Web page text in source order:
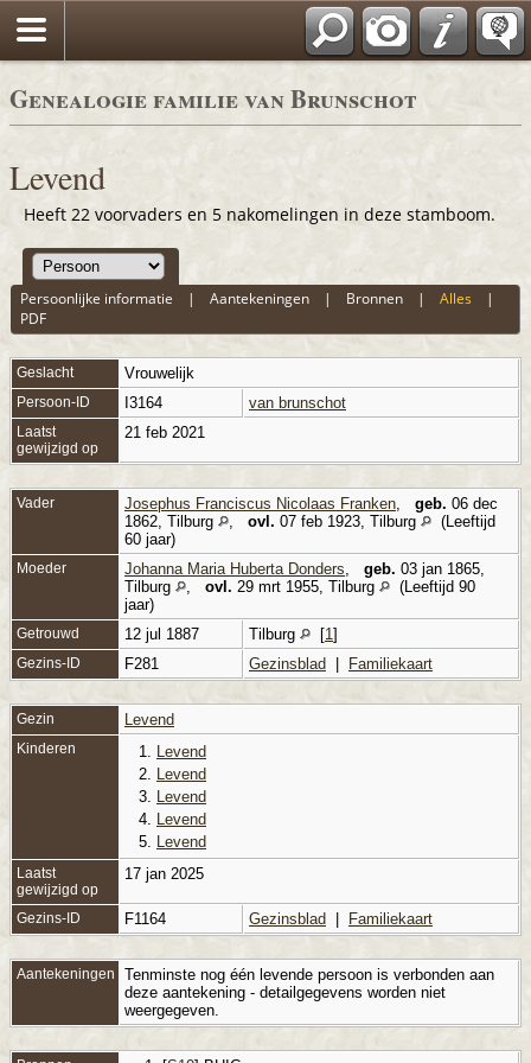
Genealogie familie van Brunschot
Levend
Heeft 22 voorvaders en 5 nakomelingen in deze stamboom.
Persoonlijke informatie |Aantekeningen | Bronnen |Alles |
PDF
Geslacht Vrouwelijk
Persoon-ID I3164 van brunschot
Laatst
gewijzigd op
21 feb 2021
Vader Josephus Franciscus Nicolaas Franken geb. 06 dec
1862, Tilburg
ovl. 07 feb 1923, Tilburg
(Leeftijd
60 jaar)
Moeder Johanna Maria Huberta Donders geb. 03 jan 1865,
Tilburg
ovl. 29 mrt 1955, Tilburg
(Leeftijd 90
jaar)
Getrouwd 12 jul 1887 Tilburg [1 ]
Gezins-ID F281 Gezinsblad Familiekaart
Gezin Levend
Kinderen 1.
Levend
2.
Levend
3.
Levend
4.
Levend
5.
Levend
Laatst
gewijzigd op
17 jan 2025
Gezins-ID F1164 Gezinsblad Familiekaart
Aantekeningen
Tenminste nog één levende persoon is verbonden aan
deze aantekening - detailgegevens worden niet
weergegeven.